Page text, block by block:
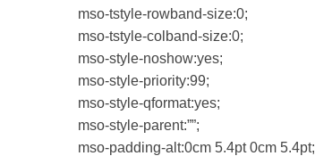
mso-tstyle-rowband-size:0;
mso-tstyle-colband-size:0;
mso-style-noshow:yes;
mso-style-priority:99;
mso-style-qformat:yes;
mso-style-parent:””;
mso-padding-alt:0cm 5.4pt 0cm 5.4pt;